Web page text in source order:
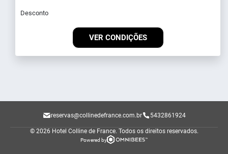
Desconto
VER CONDIÇÕES
reservas@collinedefrance.com.br 5432861924
© 2026 Hotel Colline de France. Todos os direitos reservados.
Powered by